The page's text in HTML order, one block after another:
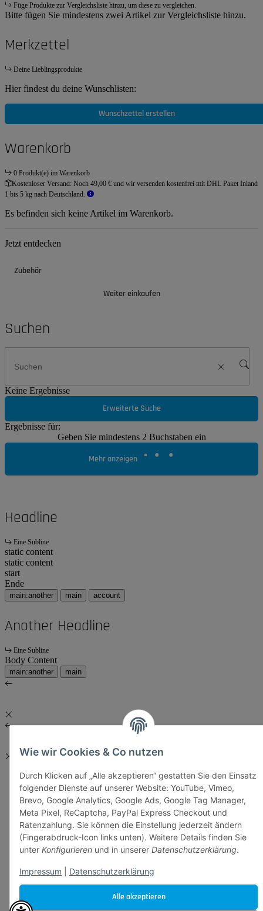
Alle akzeptieren
Wie wir Cookies & Co nutzen
Durch Klicken auf „Alle akzeptieren“ gestatten Sie den Einsatz
folgender Dienste auf unserer Website: YouTube, Vimeo,
Brevo, Google Analytics, Google Ads, Google Tag Manager,
Meta Pixel, ReCaptcha, PayPal Express Checkout und
Ratenzahlung. Sie können die Einstellung jederzeit ändern
(Fingerabdruck-Icon links unten). Weitere Details finden Sie
unter Konfigurieren und in unserer Datenschutzerklärung.
Impressum Datenschutzerklärung
Füge Produkte zur Vergleichsliste hinzu, um diese zu vergleichen.
Bitte fügen Sie mindestens zwei Artikel zur Vergleichsliste hinzu.
Merkzettel
Deine Lieblingsprodukte
Hier findest du deine Wunschlisten:
Wunschzettel erstellen
Warenkorb
0 Produkt(e) im Warenkorb
Kostenloser Versand: Noch 49,00 € und wir versenden kostenfrei mit DHL Paket Inland
1 bis 5 kg nach Deutschland.
Es befinden sich keine Artikel im Warenkorb.
Jetzt entdecken
Zubehör
Weiter einkaufen
Suchen
Keine Ergebnisse
Erweiterte Suche
Ergebnisse für:
Geben Sie mindestens 2 Buchstaben ein
Mehr anzeigen
Headline
Eine Subline
static content
static content
start
Ende
main:another main account
Another Headline
Eine Subline
Body Content
main:another main